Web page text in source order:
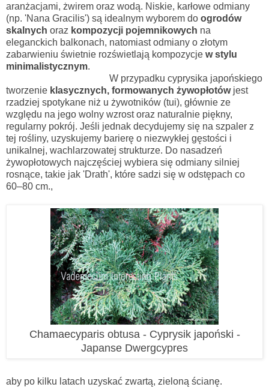
aranżacjami, żwirem oraz wodą. Niskie, karłowe odmiany
(np. 'Nana Gracilis') są idealnym wyborem do ogrodów
skalnych oraz kompozycji pojemnikowych na
eleganckich balkonach, natomiast odmiany o złotym
zabarwieniu świetnie rozświetlają kompozycje w stylu
minimalistycznym.
W przypadku cyprysika japońskiego
tworzenie klasycznych, formowanych żywopłotówjest
rzadziej spotykane niż u żywotników (tui), głównie ze
względu na jego wolny wzrostoraz naturalnie piękny,
regularny pokrój. Jeśli jednak decydujemy się na szpaler z
tej rośliny, uzyskujemy barierę o niezwykłej gęstości i
unikalnej, wachlarzowatej strukturze. Do nasadzeń
żywopłotowych najczęściej wybiera się odmiany silniej
rosnące, takie jak 'Drath', które sadzi się w odstępach co
60–80 cm.,
Chamaecyparis obtusa - Cyprysik japoński -
Japanse Dwergcypres
aby po kilku latach uzyskać zwartą, zieloną ścianę.